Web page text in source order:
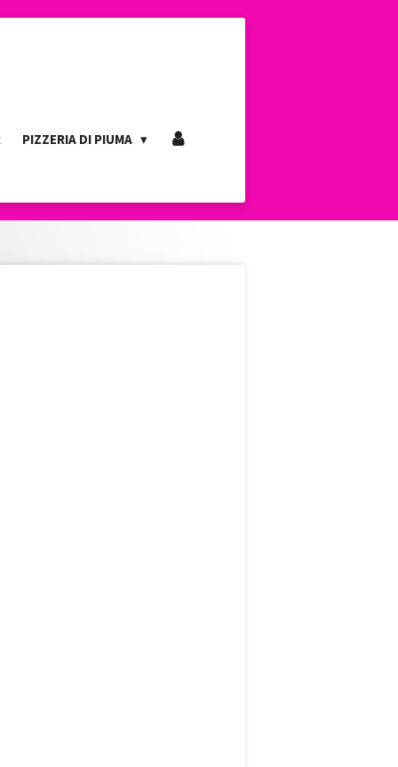
PIZZERIA DI PIUMA